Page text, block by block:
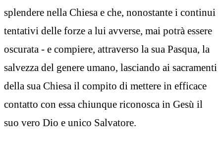
splendere nella Chiesa e che, nonostante i continui
tentativi delle forze a lui avverse, mai potrà essere
oscurata - e compiere, attraverso la sua Pasqua, la
salvezza del genere umano, lasciando ai sacramenti
della sua Chiesa il compito di mettere in efficace
contatto con essa chiunque riconosca in Gesù il
suo vero Dio e unico Salvatore.